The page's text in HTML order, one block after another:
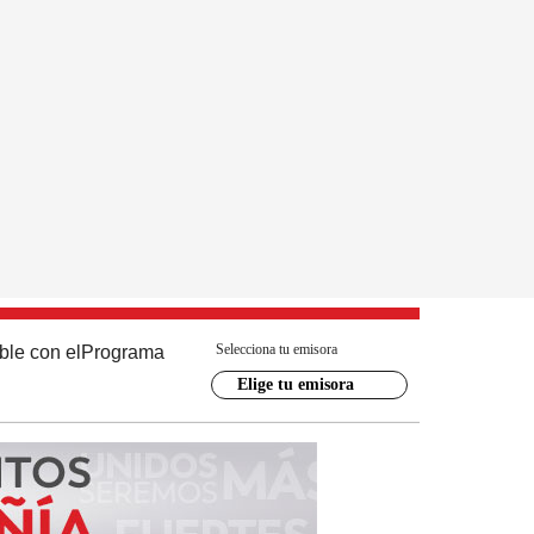
con el Programa Selecciona tu emisora
Elige tu emisora